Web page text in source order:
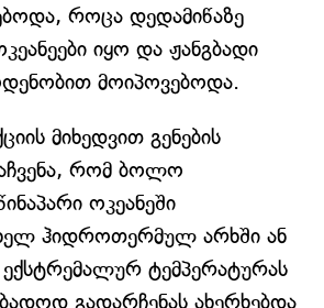
როცა დედამიწაზე
იყო და ჟანგბადი
მოიპოვებოდა.
მიხედვით გენების
აჩვენა, რომ ბოლო
ოკეანეში
ჰიდროთერმულ არხში ან
ექსტრემალურ ტემპერატურას
გადარჩენას ახერხებდა